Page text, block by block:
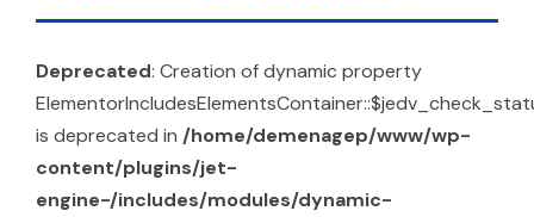
Deprecated: Creation of dynamic property
is deprecated in /home/demenagep/www/wp-
content/plugins/jet-
engine-/includes/modules/dynamic-